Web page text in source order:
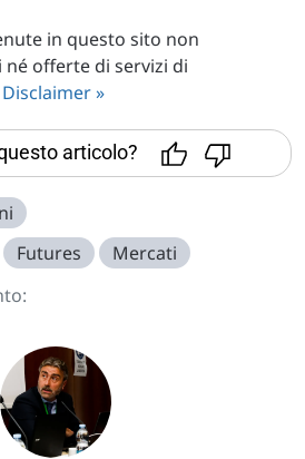
in questo sito non
offerte di servizi di
»
articolo?
Futures
Mercati